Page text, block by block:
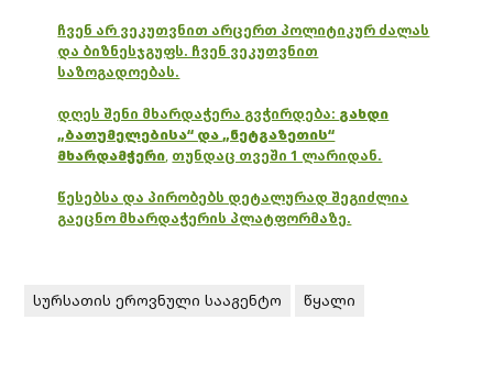
ჩვენ არ ვეკუთვნით არცერთ პოლიტიკურ ძალას
და ბიზნესჯგუფს. ჩვენ ვეკუთვნით
საზოგადოებას.
დღეს შენი მხარდაჭერა გვჭირდება: გახდი
„ბათუმელებისა“ და „ნეტგაზეთის“
მხარდამჭერი, თუნდაც თვეში 1 ლარიდან.
წესებსა და პირობებს დეტალურად შეგიძლია
გაეცნო მხარდაჭერის პლატფორმაზე.
სურსათის ეროვნული სააგენტო წყალი